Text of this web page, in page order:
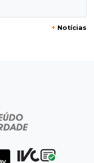
e reforça
e recordam
revela
+ Notícias